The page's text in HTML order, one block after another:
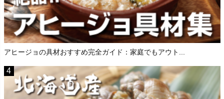
アヒージョの具材おすすめ完全ガイド：家庭でもアウト...